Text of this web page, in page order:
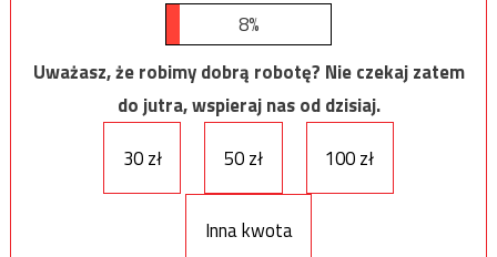
8%
Uważasz, że robimy dobrą robotę? Nie czekaj zatem
do jutra, wspieraj nas od dzisiaj.
30 zł
50 zł 100 zł
Inna kwota